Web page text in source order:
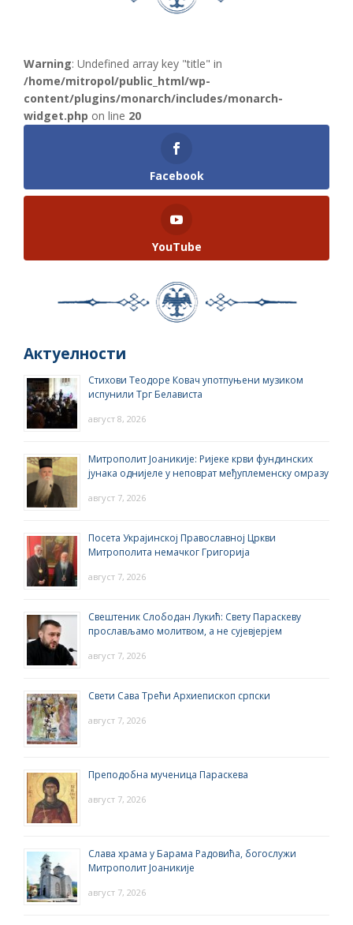
Warning: Undefined array key "title" in
/home/mitropol/public_html/wp-
content/plugins/monarch/includes/monarch-
widget.php on line 20
Facebook
YouTube
Актуелности
Стихови Теодоре Ковач употпуњени музиком
испунили Трг Белависта
август 8, 2026
Митрополит Јоаникије: Ријеке крви фундинских
јунака однијеле у неповрат међуплеменску омразу
август 7, 2026
Посета Украјинској Православној Цркви
Митрополита немачког Григорија
август 7, 2026
Свештеник Слободан Лукић: Свету Параскеву
прослављамо молитвом, а не сујевјерјем
август 7, 2026
Свети Сава Трећи Архиепископ српски
август 7, 2026
Преподобна мученица Параскева
август 7, 2026
Слава храма у Барама Радовића, богослужи
Митрополит Јоаникије
август 7, 2026